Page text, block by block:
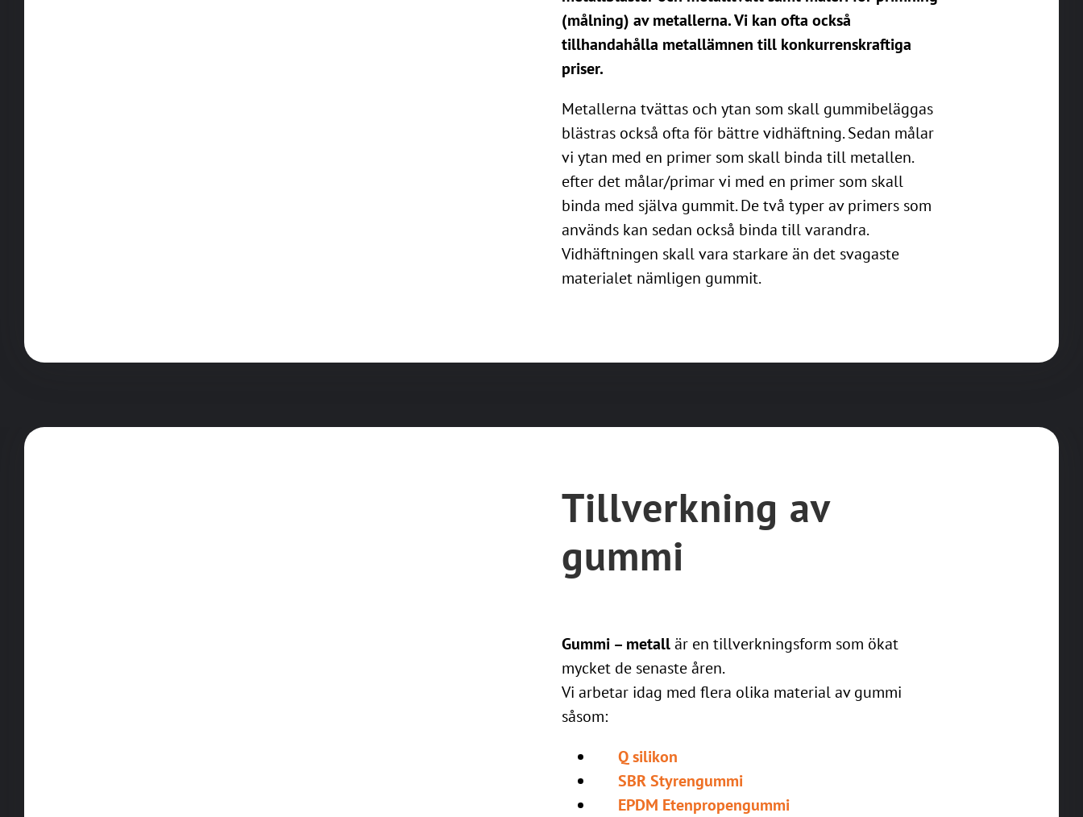
(målning) av metallerna. Vi kan ofta också
tillhandahålla metallämnen till konkurrenskraftiga
priser.
Metallerna tvättas och ytan som skall gummibeläggas
blästras också ofta för bättre vidhäftning. Sedan målar
vi ytan med en primer som skall binda till metallen.
efter det målar/primar vi med en primer som skall
binda med själva gummit. De två typer av primers som
används kan sedan också binda till varandra.
Vidhäftningen skall vara starkare än det svagaste
materialet nämligen gummit.
Tillverkning av
gummi
Gummi – metallär en tillverkningsform som ökat
mycket de senaste åren.
Vi arbetar idag med flera olika material av gummi
såsom:
Q silikon
SBR Styrengummi
EPDM Etenpropengummi